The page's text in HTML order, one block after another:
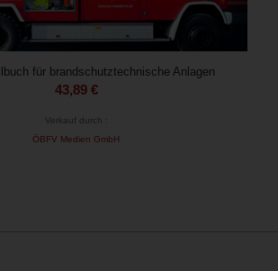
für brandschutztechnische Anlagen
43,89 €
Verkauf durch :
ÖBFV Medien GmbH